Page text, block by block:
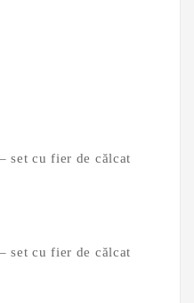
set cu fier de călcat
set cu fier de călcat